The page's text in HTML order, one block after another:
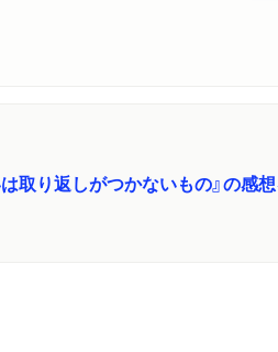
取り返しがつかないもの』の感